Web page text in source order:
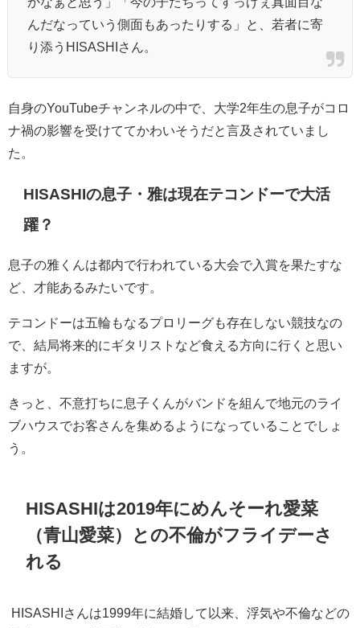
んだなっていう側面もあったりする」と、若者に寄
り添うHISASHIさん。
自身のYouTubeチャンネルの中で、大学2年生の息子がコロ
ナ禍の影響を受けててかわいそうだと言及されていまし
た。
HISASHIの息子・雅は現在テコンドーで大活
躍？
息子の雅くんは都内で行われている大会で入賞を果たすな
ど、才能あるみたいです。
テコンドーは五輪もなるプロリーグも存在しない競技なの
で、結局将来的にギタリストなど食える方向に行くと思い
ますが。
きっと、不意打ちに息子くんがバンドを組んで地元のライ
ブハウスでお客さんを集めるようになっていることでしょ
う。
HISASHIは2019年にめんそーれ愛菜
（青山愛菜）との不倫がフライデーさ
れる
HISASHIさんは1999年に結婚して以来、浮気や不倫などの